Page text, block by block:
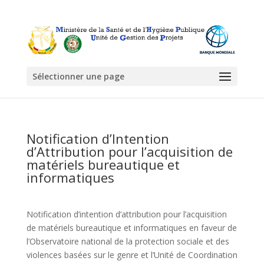
Sélectionner une page
Notification d’Intention
d’Attribution pour l’acquisition de
matériels bureautique et
informatiques
Notification d’intention d’attribution pour l’acquisition
de matériels bureautique et informatiques en faveur de
l’Observatoire national de la protection sociale et des
violences basées sur le genre et l’Unité de Coordination